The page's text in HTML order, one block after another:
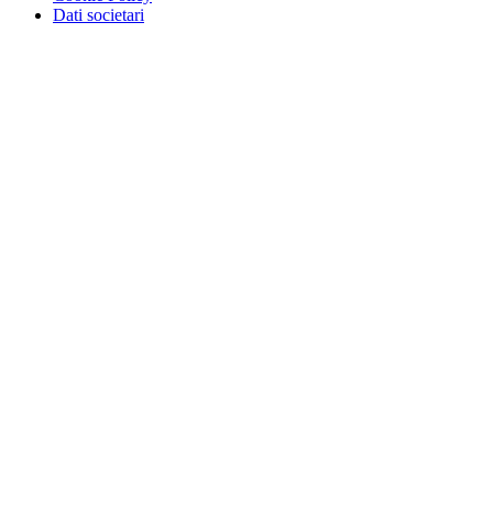
Dati societari